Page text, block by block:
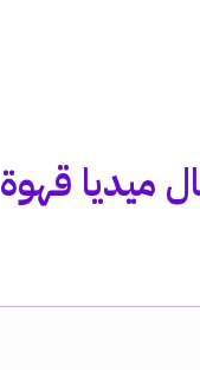
ميديا قهوة